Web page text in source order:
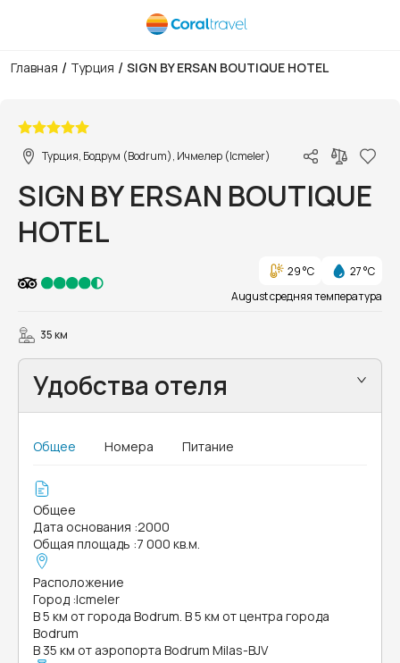
Главная / Турция / SIGN BY ERSAN BOUTIQUE HOTEL
Турция, Бодрум (Bodrum), Ичмелер (Icmeler)
SIGN BY ERSAN BOUTIQUE
HOTEL
29 °C
27 °C
August средняя температура
35 км
Удобства отеля
Общее Номера Питание
Общее
Дата основания :2000
Общая площадь :7 000 кв.м.
Расположение
Город :Icmeler
В 5 км от города Bodrum. В 5 км от центра города
Bodrum
В 35 км от аэропорта Bodrum Milas-BJV